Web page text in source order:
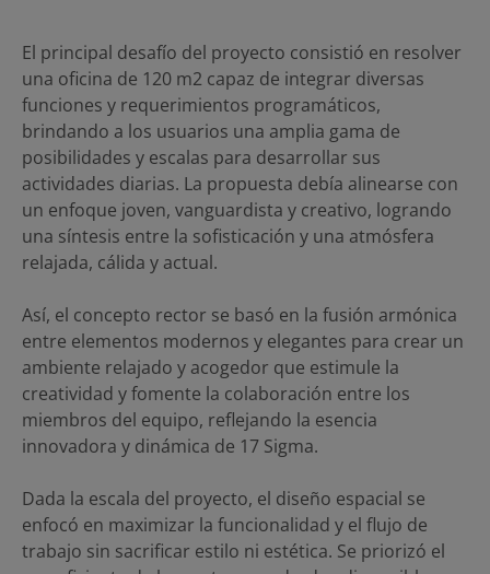
El principal desafío del proyecto consistió en resolver
una oficina de 120 m2 capaz de integrar diversas
funciones y requerimientos programáticos,
brindando a los usuarios una amplia gama de
posibilidades y escalas para desarrollar sus
actividades diarias. La propuesta debía alinearse con
un enfoque joven, vanguardista y creativo, logrando
una síntesis entre la sofisticación y una atmósfera
relajada, cálida y actual.
Así, el concepto rector se basó en la fusión armónica
entre elementos modernos y elegantes para crear un
ambiente relajado y acogedor que estimule la
creatividad y fomente la colaboración entre los
miembros del equipo, reflejando la esencia
innovadora y dinámica de 17 Sigma.
Dada la escala del proyecto, el diseño espacial se
enfocó en maximizar la funcionalidad y el flujo de
trabajo sin sacrificar estilo ni estética. Se priorizó el